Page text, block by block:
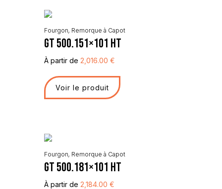
Fourgon, Remorque à Capot
GT 500.151×101 HT
À partir de 2,016.00 €
Voir le produit
Fourgon, Remorque à Capot
GT 500.181×101 HT
À partir de 2,184.00 €